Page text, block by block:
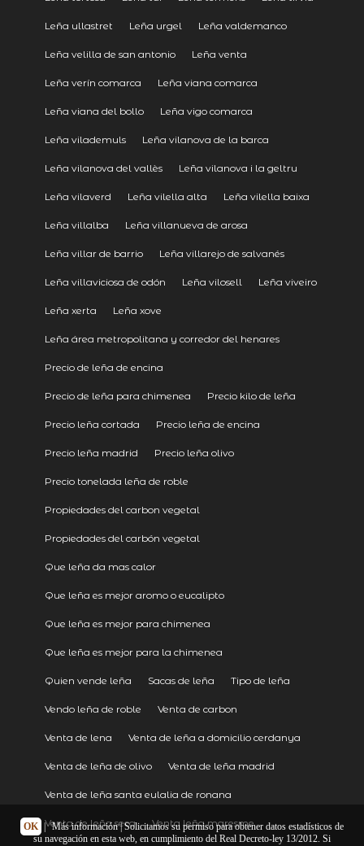
Leña ullastret Leña urgel Leña valdemanco
Leña velilla de san antonio Leña venta
Leña verín comarca Leña viana comarca
Leña viana del bollo Leña vigo comarca
Leña vilademuls Leña vilanova de la barca
Leña vilanova del vallès Leña vilanova i la geltru
Leña vilaverd Leña vilella alta Leña vilella baixa
Leña villalba Leña villanueva de arosa
Leña villar de barrio Leña villarejo de salvanés
Leña villaviciosa de odón Leña vilosell Leña viveiro
Leña xerta Leña xove
Leña área metropolitana y corredor del henares
Precio de leña de encina
Precio de leña para chimenea Precio kilo de leña
Precio leña cortada Precio leña de encina
Precio leña madrid Precio leña olivo
Precio tonelada leña de roble
Propiedades del carbon vegetal
Propiedades del carbón vegetal
Que leña da mas calor
Que leña es mejor aromo o eucalipto
Que leña es mejor para chimenea
Que leña es mejor para la chimenea
Quien vende leña Sacas de leña Tipo de leña
Vendo leña de roble Venta de carbon
Venta de lena Venta de leña a domicilio cerdanya
Venta de leña de olivo Venta de leña madrid
Venta de leña santa eulalia de ronana
Venta de leña seca Venta leña maresme
OK | Más información| Solicitamos su permiso para obtener datos estadísticos de
su navegación en esta web, en cumplimiento del Real Decreto-ley 13/2012. Si